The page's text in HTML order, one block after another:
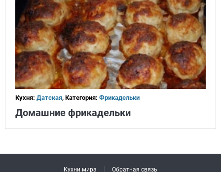
Кухня: Датская, Категория: Фрикадельки
Домашние фрикадельки
Кухни мира Обратная связь